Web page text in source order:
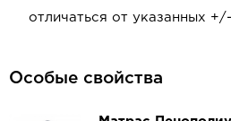
отличаться от указанных
Особые свойства